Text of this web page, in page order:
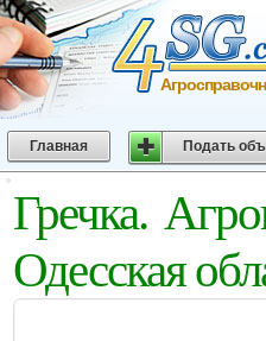
Главная Подать
Гречка.
Одесская